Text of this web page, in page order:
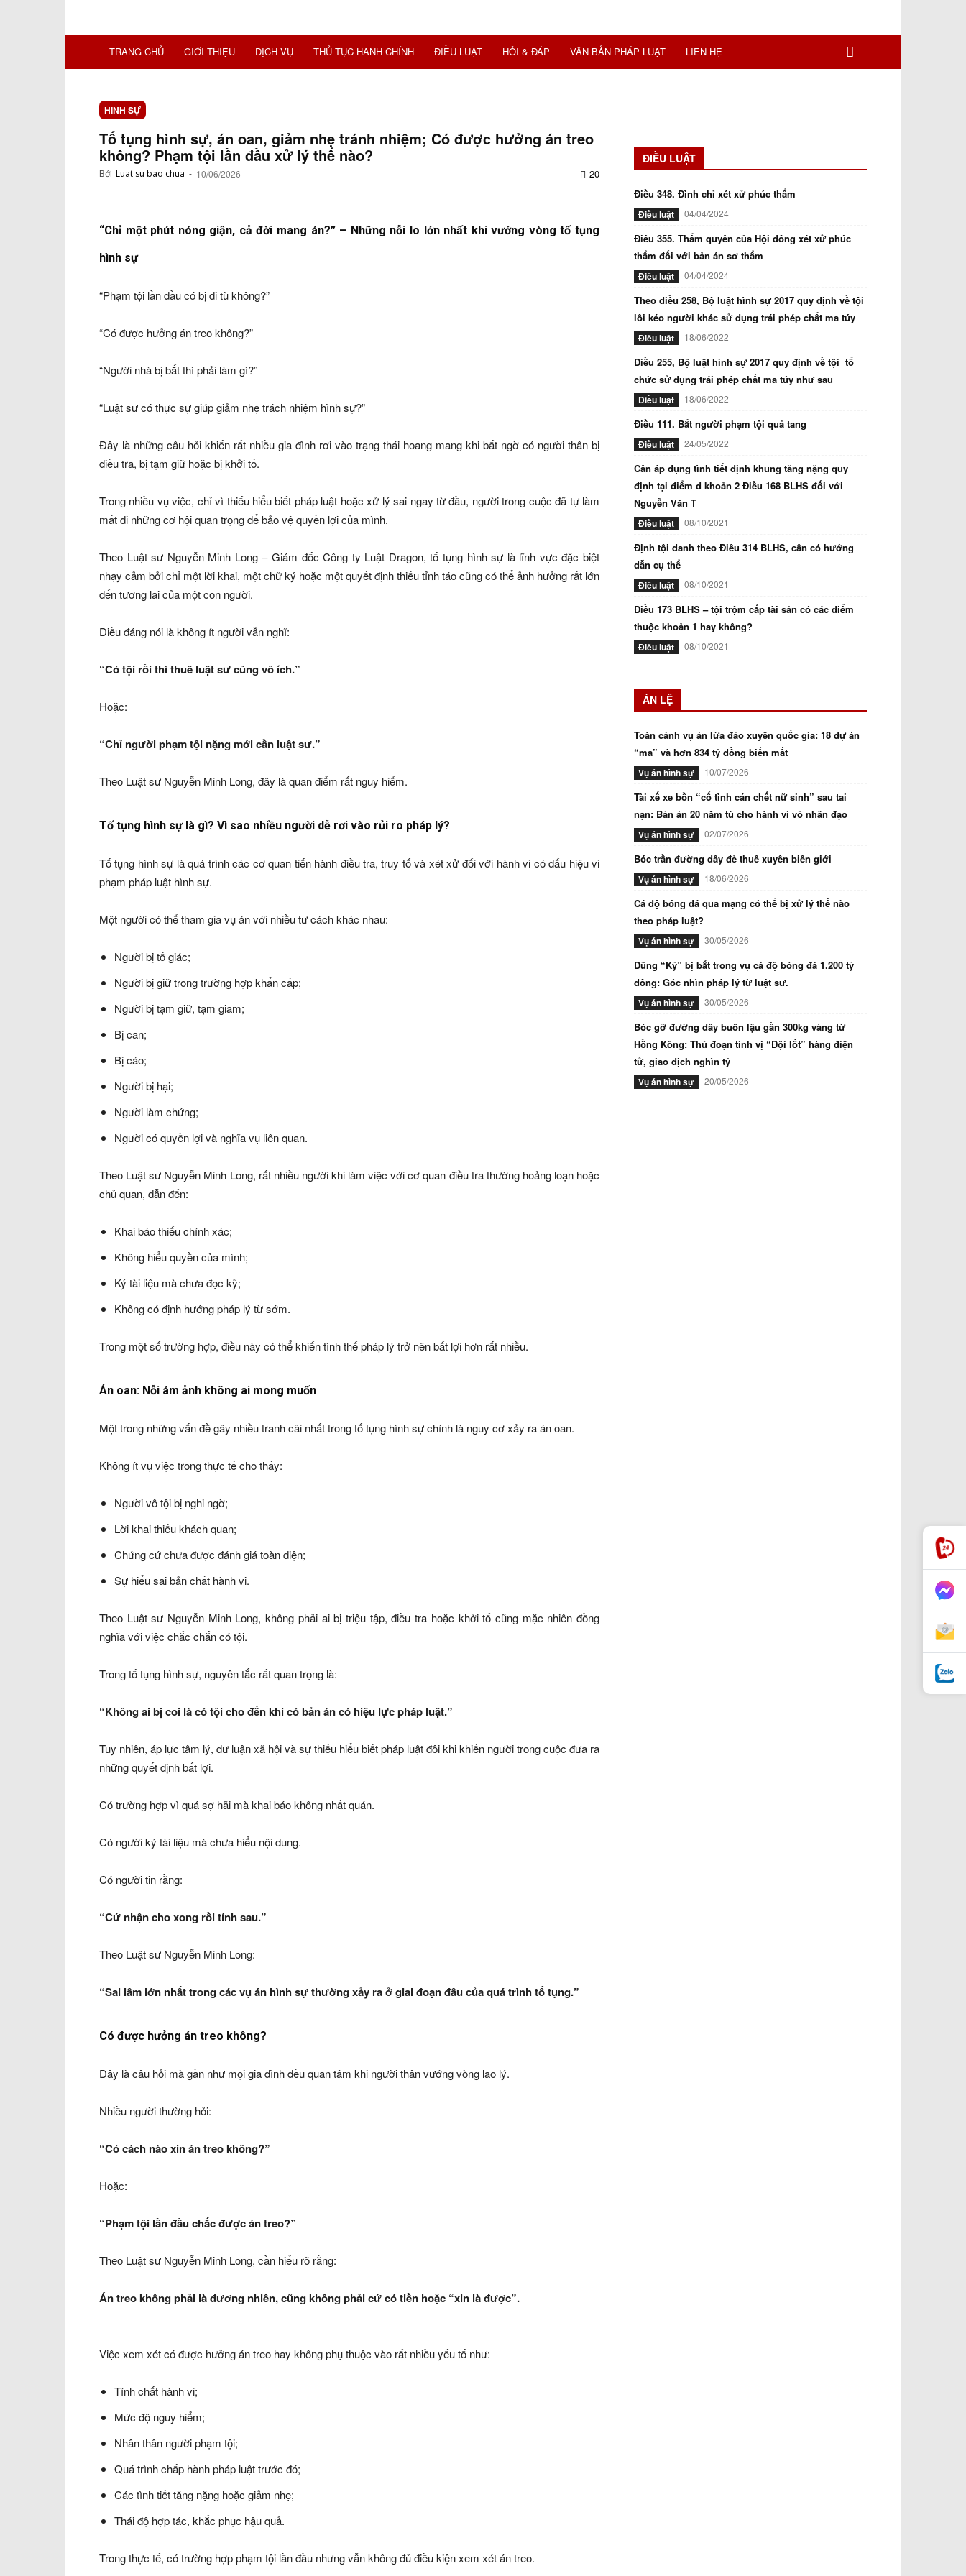
TRANG CHỦ GIỚI THIỆU DỊCH VỤ THỦ TỤC HÀNH CHÍNH ĐIỀU LUẬT HỎI & ĐÁP VĂN BẢN PHÁP LUẬT LIÊN HỆ
HÌNH SỰ
Tố tụng hình sự, án oan, giảm nhẹ tránh nhiệm; Có được hưởng án treo
không? Phạm tội lần đầu xử lý thế nào?
Bởi Luat su bao chua - 10/06/2026 20
“Chỉ một phút nóng giận, cả đời mang án?” – Những nỗi lo lớn nhất khi vướng vòng tố tụng
hình sự
“Phạm tội lần đầu có bị đi tù không?”
“Có được hưởng án treo không?”
“Người nhà bị bắt thì phải làm gì?”
“Luật sư có thực sự giúp giảm nhẹ trách nhiệm hình sự?”
Đây là những câu hỏi khiến rất nhiều gia đình rơi vào trạng thái hoang mang khi bất ngờ có người thân bị
điều tra, bị tạm giữ hoặc bị khởi tố.
Trong nhiều vụ việc, chỉ vì thiếu hiểu biết pháp luật hoặc xử lý sai ngay từ đầu, người trong cuộc đã tự làm
mất đi những cơ hội quan trọng để bảo vệ quyền lợi của mình.
Theo Luật sư Nguyễn Minh Long – Giám đốc Công ty Luật Dragon, tố tụng hình sự là lĩnh vực đặc biệt
nhạy cảm bởi chỉ một lời khai, một chữ ký hoặc một quyết định thiếu tỉnh táo cũng có thể ảnh hưởng rất lớn
đến tương lai của một con người.
Điều đáng nói là không ít người vẫn nghĩ:
“Có tội rồi thì thuê luật sư cũng vô ích.”
Hoặc:
“Chỉ người phạm tội nặng mới cần luật sư.”
Theo Luật sư Nguyễn Minh Long, đây là quan điểm rất nguy hiểm.
Tố tụng hình sự là gì? Vì sao nhiều người dễ rơi vào rủi ro pháp lý?
Tố tụng hình sự là quá trình các cơ quan tiến hành điều tra, truy tố và xét xử đối với hành vi có dấu hiệu vi
phạm pháp luật hình sự.
Một người có thể tham gia vụ án với nhiều tư cách khác nhau:
Người bị tố giác;
Người bị giữ trong trường hợp khẩn cấp;
Người bị tạm giữ, tạm giam;
Bị can;
Bị cáo;
Người bị hại;
Người làm chứng;
Người có quyền lợi và nghĩa vụ liên quan.
Theo Luật sư Nguyễn Minh Long, rất nhiều người khi làm việc với cơ quan điều tra thường hoảng loạn hoặc
chủ quan, dẫn đến:
Khai báo thiếu chính xác;
Không hiểu quyền của mình;
Ký tài liệu mà chưa đọc kỹ;
Không có định hướng pháp lý từ sớm.
Trong một số trường hợp, điều này có thể khiến tình thế pháp lý trở nên bất lợi hơn rất nhiều.
Án oan: Nỗi ám ảnh không ai mong muốn
Một trong những vấn đề gây nhiều tranh cãi nhất trong tố tụng hình sự chính là nguy cơ xảy ra án oan.
Không ít vụ việc trong thực tế cho thấy:
Người vô tội bị nghi ngờ;
Lời khai thiếu khách quan;
Chứng cứ chưa được đánh giá toàn diện;
Sự hiểu sai bản chất hành vi.
Theo Luật sư Nguyễn Minh Long, không phải ai bị triệu tập, điều tra hoặc khởi tố cũng mặc nhiên đồng
nghĩa với việc chắc chắn có tội.
Trong tố tụng hình sự, nguyên tắc rất quan trọng là:
“Không ai bị coi là có tội cho đến khi có bản án có hiệu lực pháp luật.”
Tuy nhiên, áp lực tâm lý, dư luận xã hội và sự thiếu hiểu biết pháp luật đôi khi khiến người trong cuộc đưa ra
những quyết định bất lợi.
Có trường hợp vì quá sợ hãi mà khai báo không nhất quán.
Có người ký tài liệu mà chưa hiểu nội dung.
Có người tin rằng:
“Cứ nhận cho xong rồi tính sau.”
Theo Luật sư Nguyễn Minh Long:
“Sai lầm lớn nhất trong các vụ án hình sự thường xảy ra ở giai đoạn đầu của quá trình tố tụng.”
Có được hưởng án treo không?
Đây là câu hỏi mà gần như mọi gia đình đều quan tâm khi người thân vướng vòng lao lý.
Nhiều người thường hỏi:
“Có cách nào xin án treo không?”
Hoặc:
“Phạm tội lần đầu chắc được án treo?”
Theo Luật sư Nguyễn Minh Long, cần hiểu rõ rằng:
Án treo không phải là đương nhiên, cũng không phải cứ có tiền hoặc “xin là được”.
Việc xem xét có được hưởng án treo hay không phụ thuộc vào rất nhiều yếu tố như:
Tính chất hành vi;
Mức độ nguy hiểm;
Nhân thân người phạm tội;
Quá trình chấp hành pháp luật trước đó;
Các tình tiết tăng nặng hoặc giảm nhẹ;
Thái độ hợp tác, khắc phục hậu quả.
Trong thực tế, có trường hợp phạm tội lần đầu nhưng vẫn không đủ điều kiện xem xét án treo.
ĐIỀU LUẬT
Điều 348. Đình chỉ xét xử phúc thẩm
Điều luật 04/04/2024
Điều 355. Thẩm quyền của Hội đồng xét xử phúc
thẩm đối với bản án sơ thẩm
Điều luật 04/04/2024
Theo điều 258, Bộ luật hình sự 2017 quy định về tội
lôi kéo người khác sử dụng trái phép chất ma túy
Điều luật 18/06/2022
Điều 255, Bộ luật hình sự 2017 quy định về tội tổ
chức sử dụng trái phép chất ma túy như sau
Điều luật 18/06/2022
Điều 111. Bắt người phạm tội quả tang
Điều luật 24/05/2022
Cần áp dụng tình tiết định khung tăng nặng quy
định tại điểm d khoản 2 Điều 168 BLHS đối với
Nguyễn Văn T
Điều luật 08/10/2021
Định tội danh theo Điều 314 BLHS, cần có hướng
dẫn cụ thể
Điều luật 08/10/2021
Điều 173 BLHS – tội trộm cắp tài sản có các điểm
thuộc khoản 1 hay không?
Điều luật 08/10/2021
ÁN LỆ
Toàn cảnh vụ án lừa đảo xuyên quốc gia: 18 dự án
“ma” và hơn 834 tỷ đồng biến mất
Vụ án hình sự 10/07/2026
Tài xế xe bồn “cố tình cán chết nữ sinh” sau tai
nạn: Bản án 20 năm tù cho hành vi vô nhân đạo
Vụ án hình sự 02/07/2026
Bóc trần đường dây đẻ thuê xuyên biên giới
Vụ án hình sự 18/06/2026
Cá độ bóng đá qua mạng có thể bị xử lý thế nào
theo pháp luật?
Vụ án hình sự 30/05/2026
Dũng “Kỷ” bị bắt trong vụ cá độ bóng đá 1.200 tỷ
đồng: Góc nhìn pháp lý từ luật sư.
Vụ án hình sự 30/05/2026
Bóc gỡ đường dây buôn lậu gần 300kg vàng từ
Hồng Kông: Thủ đoạn tinh vị “Đội lốt” hàng điện
tử, giao dịch nghìn tỷ
Vụ án hình sự 20/05/2026